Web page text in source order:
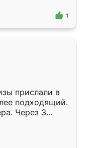
самый
1
прислали в
подходящий.
Через 3
Остались
Ренессанс